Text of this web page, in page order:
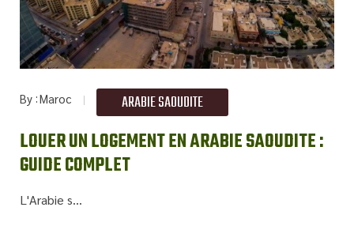
By Maroc ARABIE SAOUDITE
LOUER UN LOGEMENT EN ARABIE SAOUDITE :
GUIDE COMPLET
L'Arabie s...